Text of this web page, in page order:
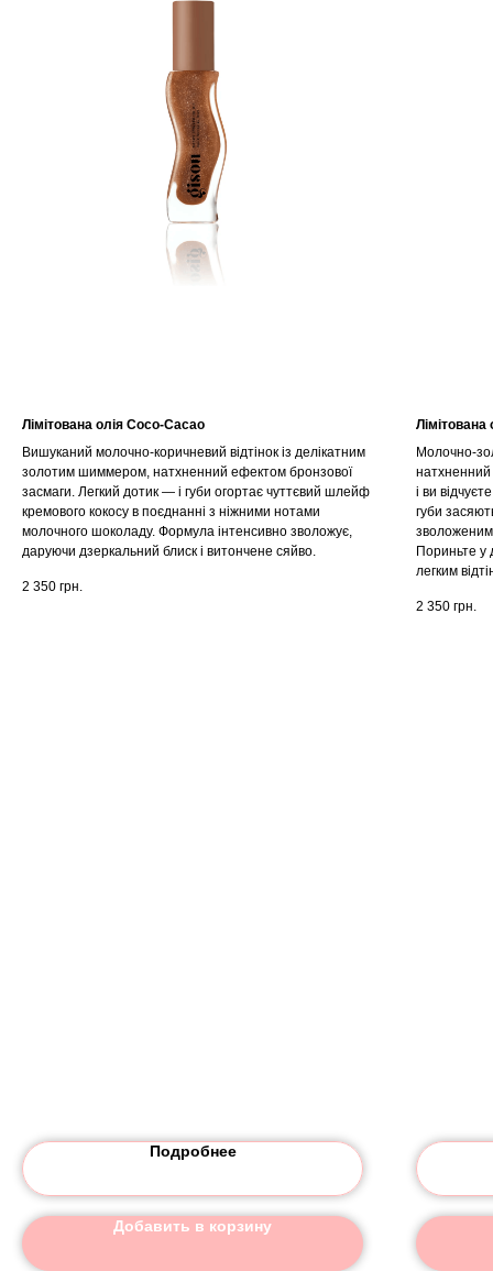
Лімітована олія Coco-Cacao
Вишуканий молочно-коричневий відтінок із делікатним
золотим шиммером, натхненний ефектом бронзової
засмаги. Легкий дотик — і губи огортає чуттєвий шлейф
кремового кокосу в поєднанні з ніжними нотами
молочного шоколаду. Формула інтенсивно зволожує,
даруючи дзеркальний блиск і витончене сяйво.
2 350 грн.
Подробнее
Добавить в корзину
Молочно-
і ви
губи
Пориньте у
легким
2 350 грн.